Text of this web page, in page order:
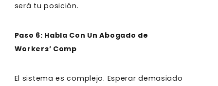
será tu posición.
Paso 6: Habla Con Un Abogado de
Workers’ Comp
El sistema es complejo. Esperar demasiado